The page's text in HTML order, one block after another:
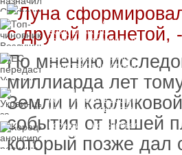
пресечения
Топ-чиновнику
Воздушных сил
вручили подозрение по
1 млрд гривен
ЕС передаст Украине
средства от доходов от
России
Украинцы за рубежом
могут потерять доступ
к госжилью и выплатам
Корецкий анонсировал
ревизию госбюджета
По мнению
миллиарда лет
Земли и
события от нашей
который позже дал